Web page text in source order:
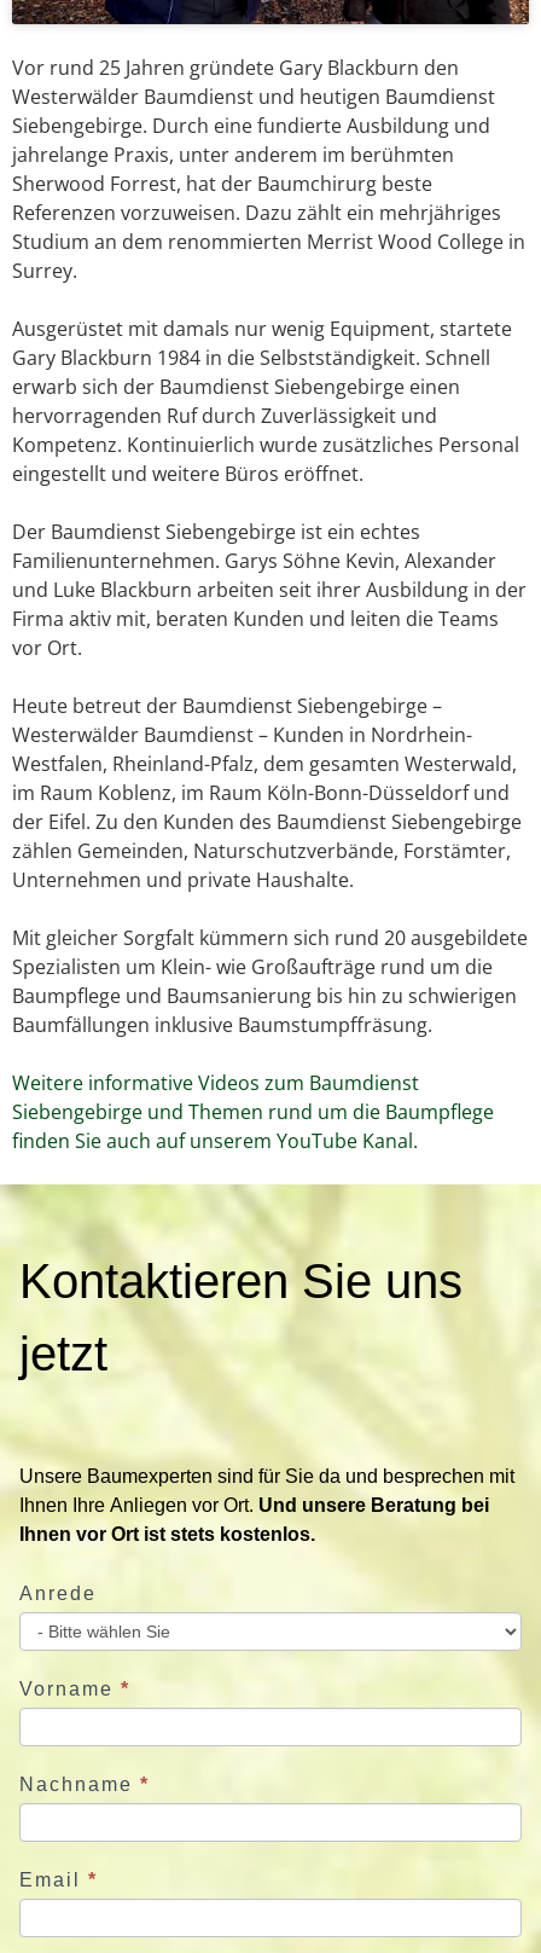
Vor rund 25 Jahren gründete Gary Blackburn den
Westerwälder Baumdienst und heutigen Baumdienst
Siebengebirge. Durch eine fundierte Ausbildung und
jahrelange Praxis, unter anderem im berühmten
Sherwood Forrest, hat der Baumchirurg beste
Referenzen vorzuweisen. Dazu zählt ein mehrjähriges
Studium an dem renommierten Merrist Wood College in
Surrey.
Ausgerüstet mit damals nur wenig Equipment, startete
Gary Blackburn 1984 in die Selbstständigkeit. Schnell
erwarb sich der Baumdienst Siebengebirge einen
hervorragenden Ruf durch Zuverlässigkeit und
Kompetenz. Kontinuierlich wurde zusätzliches Personal
eingestellt und weitere Büros eröffnet.
Der Baumdienst Siebengebirge ist ein echtes
Familienunternehmen. Garys Söhne Kevin, Alexander
und Luke Blackburn arbeiten seit ihrer Ausbildung in der
Firma aktiv mit, beraten Kunden und leiten die Teams
vor Ort.
Heute betreut der Baumdienst Siebengebirge –
Westerwälder Baumdienst – Kunden in Nordrhein-
Westfalen, Rheinland-Pfalz, dem gesamten Westerwald,
im Raum Koblenz, im Raum Köln-Bonn-Düsseldorf und
der Eifel. Zu den Kunden des Baumdienst Siebengebirge
zählen Gemeinden, Naturschutzverbände, Forstämter,
Unternehmen und private Haushalte.
Mit gleicher Sorgfalt kümmern sich rund 20 ausgebildete
Spezialisten um Klein- wie Großaufträge rund um die
Baumpflege und Baumsanierung bis hin zu schwierigen
Baumfällungen inklusive Baumstumpffräsung.
Weitere informative Videos zum Baumdienst
Siebengebirge und Themen rund um die Baumpflege
finden Sie auch auf unserem YouTube Kanal.
o
n
t
e
r
e
S
e
u
n
s
e
t
Kontaktieren Sie uns
jetzt
Unsere Baumexperten sind für Sie da und besprechen mit
Ihnen Ihre Anliegen vor Ort. Und unsere Beratung bei
Ihnen vor Ort ist stets kostenlos.
Anrede
Vorname *
Nachname *
Email *